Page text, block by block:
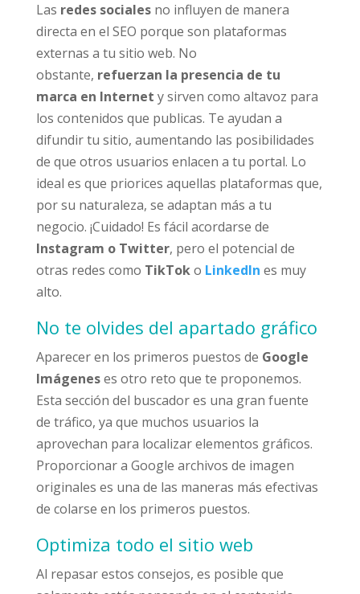
Las redes socialesno influyen de manera
directa en el SEO porque son plataformas
externas a tu sitio web. No
obstante, refuerzan la presencia de tu
marca en Internet y sirven como altavoz para
los contenidos que publicas. Te ayudan a
difundir tu sitio, aumentando las posibilidades
de que otros usuarios enlacen a tu portal. Lo
ideal es que priorices aquellas plataformas que,
por su naturaleza, se adaptan más a tu
negocio. ¡Cuidado! Es fácil acordarse de
Instagram o Twitter, pero el potencial de
otras redes como TikToko LinkedIn es muy
alto.
No te olvides del apartado gráfico
Aparecer en los primeros puestos de Google
Imágeneses otro reto que te proponemos.
Esta sección del buscador es una gran fuente
de tráfico, ya que muchos usuarios la
aprovechan para localizar elementos gráficos.
Proporcionar a Google archivos de imagen
originales es una de las maneras más efectivas
de colarse en los primeros puestos.
Optimiza todo el sitio web
Al repasar estos consejos, es posible que